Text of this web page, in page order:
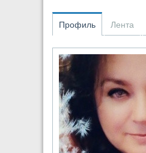
Профиль Лента